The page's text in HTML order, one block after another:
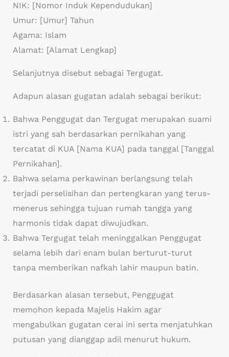
NIK: [Nomor Induk Kependudukan]
Umur: [Umur] Tahun
Agama: Islam
Alamat: [Alamat Lengkap]
Selanjutnya disebut sebagai Tergugat.
Adapun alasan gugatan adalah sebagai berikut:
Bahwa Penggugat dan Tergugat merupakan suami
istri yang sah berdasarkan pernikahan yang
tercatat di KUA [Nama KUA] pada tanggal [Tanggal
Pernikahan].
Bahwa selama perkawinan berlangsung telah
terjadi perselisihan dan pertengkaran yang terus-
menerus sehingga tujuan rumah tangga yang
harmonis tidak dapat diwujudkan.
Bahwa Tergugat telah meninggalkan Penggugat
selama lebih dari enam bulan berturut-turut
tanpa memberikan nafkah lahir maupun batin.
Berdasarkan alasan tersebut, Penggugat
memohon kepada Majelis Hakim agar
mengabulkan gugatan cerai ini serta menjatuhkan
putusan yang dianggap adil menurut hukum.